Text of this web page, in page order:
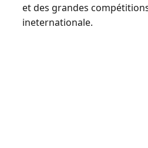
et des grandes
ineternationale.